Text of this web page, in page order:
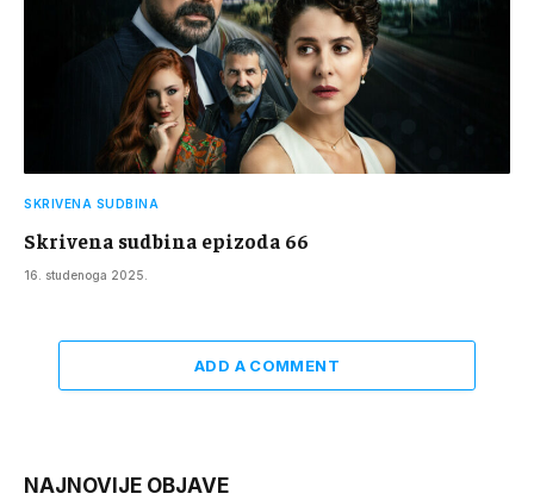
SKRIVENA SUDBINA
Skrivena sudbina epizoda 66
16. studenoga 2025.
ADD A COMMENT
NAJNOVIJE OBJAVE